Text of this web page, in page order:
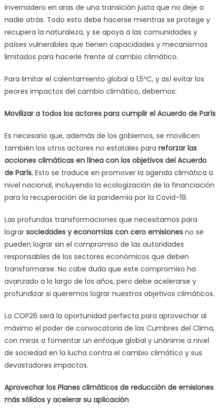
invernadero en aras de una transición justa que no deje a
nadie atrás. Todo esto debe hacerse mientras se protege y
recupera la naturaleza, y se apoya a las comunidades y
países vulnerables que tienen capacidades y mecanismos
limitados para hacerle frente al cambio climático.
Para limitar el calentamiento global a 1,5ºC, y así evitar los
peores impactos del cambio climático, debemos:
Movilizar a todos los actores para cumplir el Acuerdo de París
Es necesario que, además de los gobiernos, se movilicen
también los otros actores no estatales para reforzar las
acciones climáticas en línea con los objetivos del Acuerdo
de París.Esto se traduce en promover la agenda climática a
nivel nacional, incluyendo la ecologización de la financiación
para la recuperación de la pandemia por la Covid-19.
Las profundas transformaciones que necesitamos para
lograr sociedades y economías con cero emisionesno se
pueden lograr sin el compromiso de las autoridades
responsables de los sectores económicos que deben
transformarse. No cabe duda que este compromiso ha
avanzado a lo largo de los años, pero debe acelerarse y
profundizar si queremos lograr nuestros objetivos climáticos.
La COP26 será la oportunidad perfecta para aprovechar al
máximo el poder de convocatoria de las Cumbres del Clima,
con miras a fomentar un enfoque global y unánime a nivel
de sociedad en la lucha contra el cambio climático y sus
devastadores impactos.
Aprovechar los Planes climáticos de reducción de emisiones
más sólidos y acelerar su aplicación